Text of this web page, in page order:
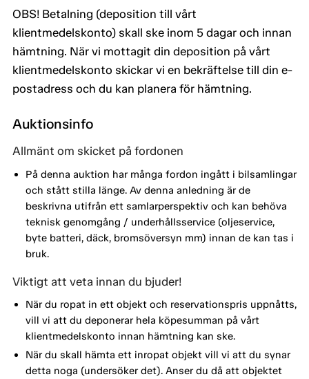
OBS! Betalning (deposition till vårt
klientmedelskonto) skall ske inom 5 dagar och innan
hämtning. När vi mottagit din deposition på vårt
klientmedelskonto skickar vi en bekräftelse till din e-
postadress och du kan planera för hämtning.
Auktionsinfo
Allmänt om skicket på fordonen
På denna auktion har många fordon ingått i bilsamlingar
och stått stilla länge. Av denna anledning är de
beskrivna utifrån ett samlarperspektiv och kan behöva
teknisk genomgång / underhållsservice (oljeservice,
byte batteri, däck, bromsöversyn mm) innan de kan tas i
bruk.
Viktigt att veta innan du bjuder!
När du ropat in ett objekt och reservationspris uppnåtts,
vill vi att du deponerar hela köpesumman på vårt
klientmedelskonto innan hämtning kan ske.
När du skall hämta ett inropat objekt vill vi att du synar
detta noga (undersöker det). Anser du då att objektet